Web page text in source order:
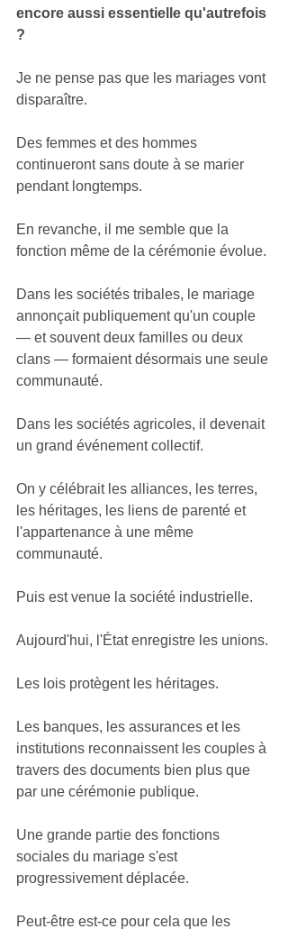
encore aussi essentielle qu'autrefois
?
Je ne pense pas que les mariages vont
disparaître.
Des femmes et des hommes
continueront sans doute à se marier
pendant longtemps.
En revanche, il me semble que la
fonction même de la cérémonie évolue.
Dans les sociétés tribales, le mariage
annonçait publiquement qu'un couple
— et souvent deux familles ou deux
clans — formaient désormais une seule
communauté.
Dans les sociétés agricoles, il devenait
un grand événement collectif.
On y célébrait les alliances, les terres,
les héritages, les liens de parenté et
l'appartenance à une même
communauté.
Puis est venue la société industrielle.
Aujourd'hui, l'État enregistre les unions.
Les lois protègent les héritages.
Les banques, les assurances et les
institutions reconnaissent les couples à
travers des documents bien plus que
par une cérémonie publique.
Une grande partie des fonctions
sociales du mariage s'est
progressivement déplacée.
Peut-être est-ce pour cela que les